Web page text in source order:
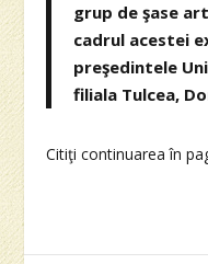
grup de şase
cadrul acestei
preşedintele
filiala Tulcea,
Citiţi continuarea în